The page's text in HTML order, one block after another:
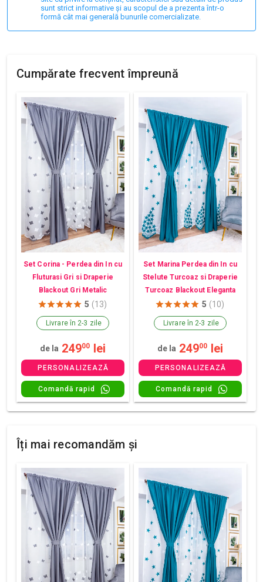
sunt strict informative și au scopul de a prezenta într-o
formă cât mai generală bunurile comercializate.
Cumpărate frecvent împreună
Set Corina - Perdea din In cu
Fluturasi Gri si Draperie
Blackout Gri Metalic
5 (13)
Livrare în 2-3 zile
de la 24900 lei
PERSONALIZEAZĂ
Comandă rapid
Set Marina Perdea din In cu
Stelute Turcoaz si Draperie
Turcoaz Blackout Eleganta
5 (10)
Livrare în 2-3 zile
de la 24900 lei
PERSONALIZEAZĂ
Comandă rapid
Îți mai recomandăm și